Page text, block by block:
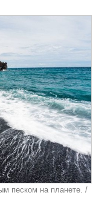
песком на планете. /